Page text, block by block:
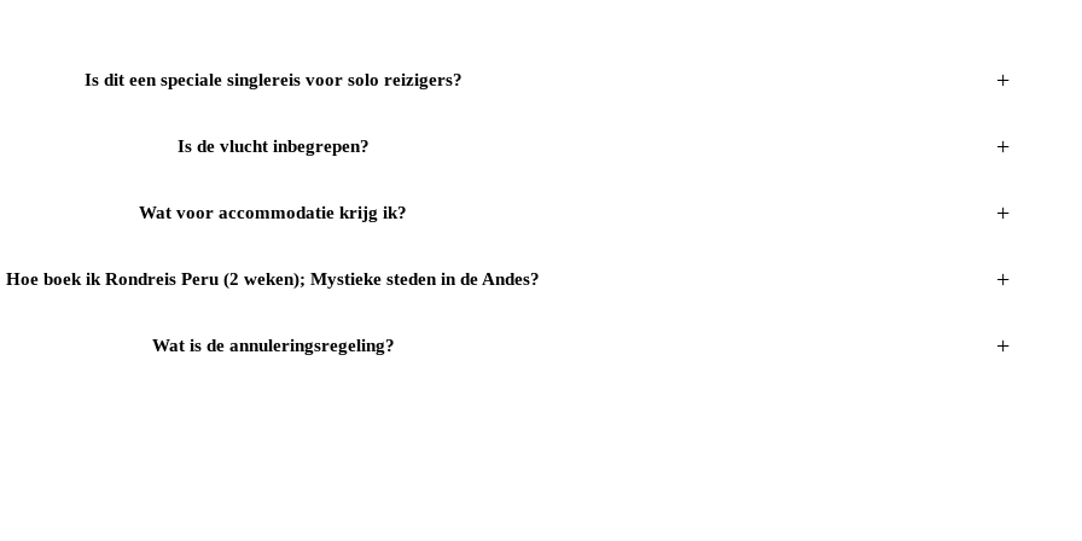
Is dit een speciale singlereis voor solo reizigers? +
Is de vlucht inbegrepen? +
Wat voor accommodatie krijg ik? +
Hoe boek ik Rondreis Peru (2 weken); Mystieke steden in de Andes? +
Wat is de annuleringsregeling? +